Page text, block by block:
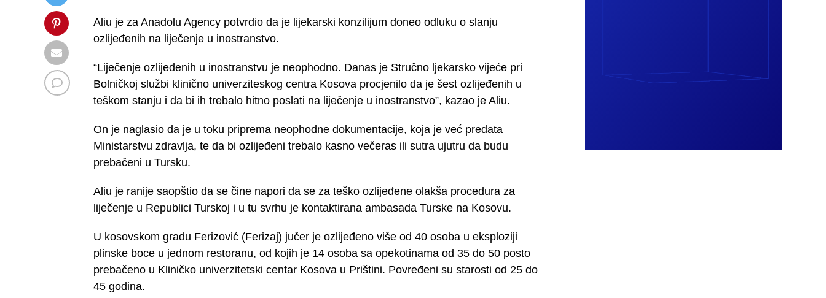
Aliu je za Anadolu Agency potvrdio da je lijekarski konzilijum doneo odluku o slanju
ozlijeđenih na liječenje u inostranstvo.
“Liječenje ozlijeđenih u inostranstvu je neophodno. Danas je Stručno ljekarsko vijeće pri
Bolničkoj službi klinično univerziteskog centra Kosova procjenilo da je šest ozlijeđenih u
teškom stanju i da bi ih trebalo hitno poslati na liječenje u inostranstvo”, kazao je Aliu.
On je naglasio da je u toku priprema neophodne dokumentacije, koja je već predata
Ministarstvu zdravlja, te da bi ozlijeđeni trebalo kasno večeras ili sutra ujutru da budu
prebačeni u Tursku.
Aliu je ranije saopštio da se čine napori da se za teško ozlijeđene olakša procedura za
liječenje u Republici Turskoj i u tu svrhu je kontaktirana ambasada Turske na Kosovu.
U kosovskom gradu Ferizović (Ferizaj) jučer je ozlijeđeno više od 40 osoba u eksploziji
plinske boce u jednom restoranu, od kojih je 14 osoba sa opekotinama od 35 do 50 posto
prebačeno u Kliničko univerzitetski centar Kosova u Prištini. Povređeni su starosti od 25 do
45 godina.